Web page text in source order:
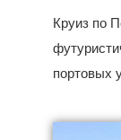
Круиз по
портовых